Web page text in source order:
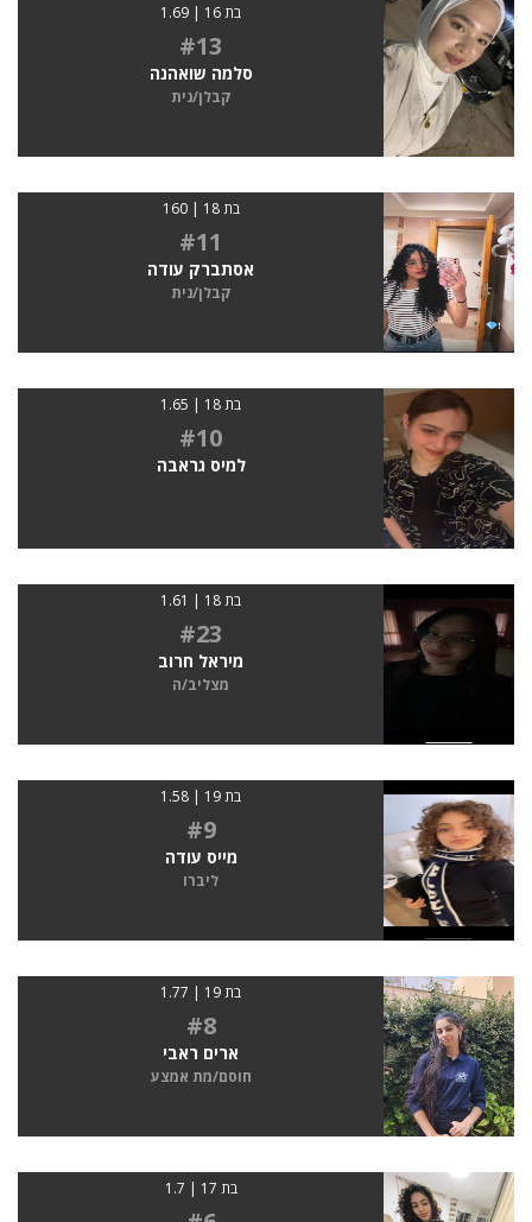
בת 16 | 1.69
#13
סלמה שואהנה
קבלן/נית
בת 18 | 160
#11
אסתברק עודה
קבלן/נית
בת 18 | 1.65
#10
למיס גראבה
בת 18 | 1.61
#23
מיראל חרוב
מצליב/ה
בת 19 | 1.58
#9
מייס עודה
ליברו
בת 19 | 1.77
#8
ארים ראבי
חוסם/מת אמצע
בת 17 | 1.7